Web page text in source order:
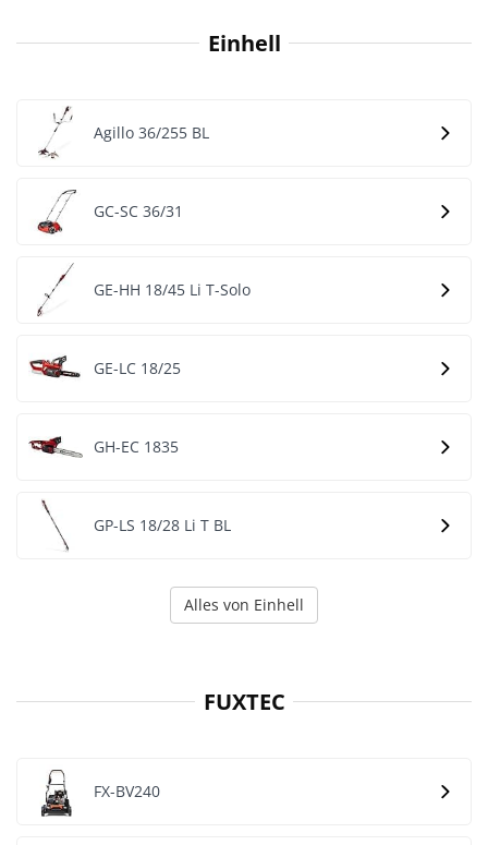
Einhell
Agillo 36/255 BL
GC-SC 36/31
GE-HH 18/45 Li T-Solo
GE-LC 18/25
GH-EC 1835
GP-LS 18/28 Li T BL
Alles von Einhell
FUXTEC
FX-BV240